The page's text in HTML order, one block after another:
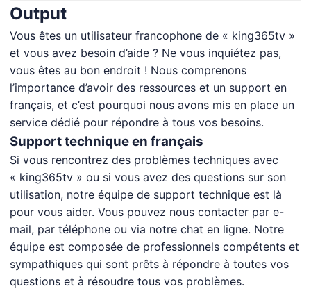
Output
Vous êtes un utilisateur francophone de « king365tv »
et vous avez besoin d’aide ? Ne vous inquiétez pas,
vous êtes au bon endroit ! Nous comprenons
l’importance d’avoir des ressources et un support en
français, et c’est pourquoi nous avons mis en place un
service dédié pour répondre à tous vos besoins.
Support technique en français
Si vous rencontrez des problèmes techniques avec
« king365tv » ou si vous avez des questions sur son
utilisation, notre équipe de support technique est là
pour vous aider. Vous pouvez nous contacter par e-
mail, par téléphone ou via notre chat en ligne. Notre
équipe est composée de professionnels compétents et
sympathiques qui sont prêts à répondre à toutes vos
questions et à résoudre tous vos problèmes.